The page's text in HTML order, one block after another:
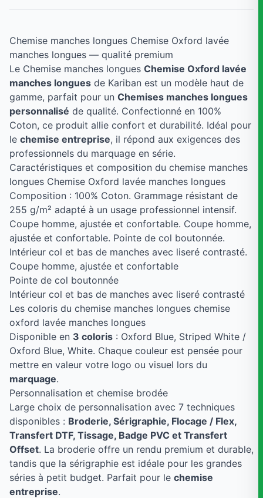
Chemise manches longues Chemise Oxford lavée
manches longues — qualité premium
Le Chemise manches longues Chemise Oxford lavée
manches longues de Kariban est un modèle haut de
gamme, parfait pour un Chemises manches longues
personnalisé de qualité. Confectionné en 100%
Coton, ce produit allie confort et durabilité. Idéal pour
le chemise entreprise, il répond aux exigences des
professionnels du marquage en série.
Caractéristiques et composition du chemise manches
longues Chemise Oxford lavée manches longues
Composition : 100% Coton. Grammage résistant de
255 g/m² adapté à un usage professionnel intensif.
Coupe homme, ajustée et confortable. Coupe homme,
ajustée et confortable. Pointe de col boutonnée.
Intérieur col et bas de manches avec liseré contrasté.
Coupe homme, ajustée et confortable
Pointe de col boutonnée
Intérieur col et bas de manches avec liseré contrasté
Les coloris du chemise manches longues chemise
oxford lavée manches longues
Disponible en 3 coloris : Oxford Blue, Striped White /
Oxford Blue, White. Chaque couleur est pensée pour
mettre en valeur votre logo ou visuel lors du
marquage.
Personnalisation et chemise brodée
Large choix de personnalisation avec 7 techniques
disponibles : Broderie, Sérigraphie, Flocage / Flex,
Transfert DTF, Tissage, Badge PVC et Transfert
Offset. La broderie offre un rendu premium et durable,
tandis que la sérigraphie est idéale pour les grandes
séries à petit budget. Parfait pour le chemise
entreprise.